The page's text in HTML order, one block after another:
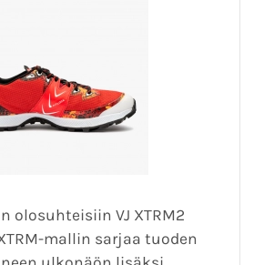
olosuhteisiin VJ XTRM2
mallin sarjaa tuoden